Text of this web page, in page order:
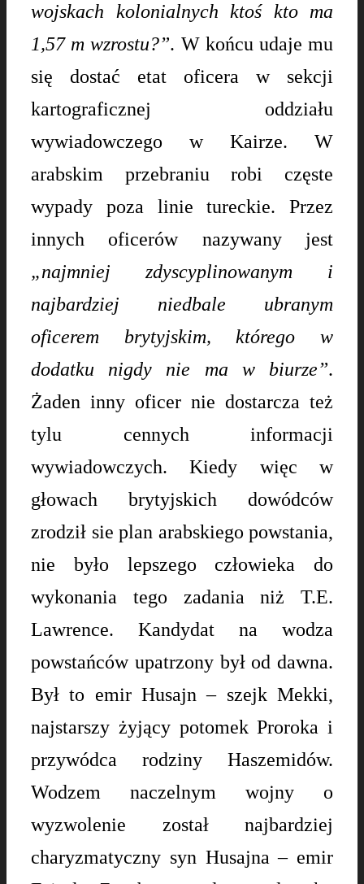
wojskach kolonialnych ktoś kto ma
1,57 m wzrostu?”. W końcu udaje mu
się dostać etat oficera w sekcji
kartograficznej oddziału
wywiadowczego w Kairze. W
arabskim przebraniu robi częste
wypady poza linie tureckie. Przez
innych oficerów nazywany jest
„najmniej zdyscyplinowanym i
najbardziej niedbale ubranym
oficerem brytyjskim, którego w
dodatku nigdy nie ma w biurze”.
Żaden inny oficer nie dostarcza też
tylu cennych informacji
wywiadowczych. Kiedy więc w
głowach brytyjskich dowódców
zrodził sie plan arabskiego powstania,
nie było lepszego człowieka do
wykonania tego zadania niż T.E.
Lawrence. Kandydat na wodza
powstańców upatrzony był od dawna.
Był to emir Husajn – szejk Mekki,
najstarszy żyjący potomek Proroka i
przywódca rodziny Haszemidów.
Wodzem naczelnym wojny o
wyzwolenie został najbardziej
charyzmatyczny syn Husajna – emir